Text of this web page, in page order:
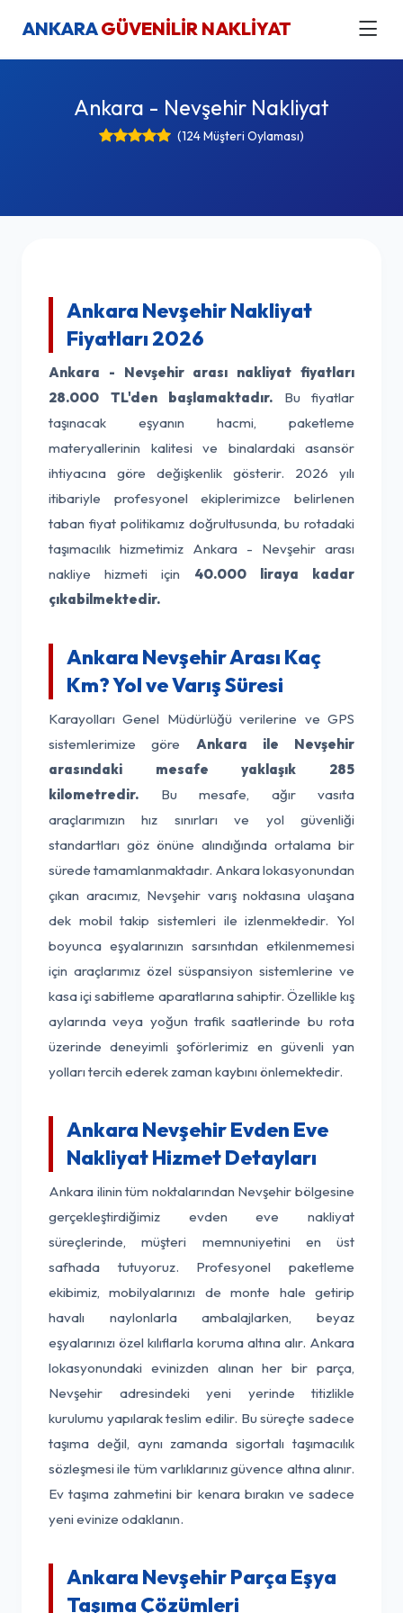
ANKARAGÜVENİLİR NAKLİYAT
Ankara - Nevşehir Nakliyat
(124 Müşteri Oylaması)
Ankara Nevşehir Nakliyat
Fiyatları 2026
Ankara - Nevşehir arası nakliyat fiyatları
28.000 TL'den başlamaktadır. Bu fiyatlar
taşınacak eşyanın hacmi, paketleme
materyallerinin kalitesi ve binalardaki asansör
ihtiyacına göre değişkenlik gösterir. 2026 yılı
itibariyle profesyonel ekiplerimizce belirlenen
taban fiyat politikamız doğrultusunda, bu rotadaki
taşımacılık hizmetimiz Ankara - Nevşehir arası
nakliye hizmeti için 40.000 liraya kadar
çıkabilmektedir.
Ankara Nevşehir Arası Kaç
Km? Yol ve Varış Süresi
Karayolları Genel Müdürlüğü verilerine ve GPS
sistemlerimize göre Ankara ile Nevşehir
arasındaki mesafe yaklaşık 285
kilometredir. Bu mesafe, ağır vasıta
araçlarımızın hız sınırları ve yol güvenliği
standartları göz önüne alındığında ortalama bir
sürede tamamlanmaktadır. Ankara lokasyonundan
çıkan aracımız, Nevşehir varış noktasına ulaşana
dek mobil takip sistemleri ile izlenmektedir. Yol
boyunca eşyalarınızın sarsıntıdan etkilenmemesi
için araçlarımız özel süspansiyon sistemlerine ve
kasa içi sabitleme aparatlarına sahiptir. Özellikle kış
aylarında veya yoğun trafik saatlerinde bu rota
üzerinde deneyimli şoförlerimiz en güvenli yan
yolları tercih ederek zaman kaybını önlemektedir.
Ankara Nevşehir Evden Eve
Nakliyat Hizmet Detayları
Ankara ilinin tüm noktalarından Nevşehir bölgesine
gerçekleştirdiğimiz evden eve nakliyat
süreçlerinde, müşteri memnuniyetini en üst
safhada tutuyoruz. Profesyonel paketleme
ekibimiz, mobilyalarınızı de monte hale getirip
havalı naylonlarla ambalajlarken, beyaz
eşyalarınızı özel kılıflarla koruma altına alır. Ankara
lokasyonundaki evinizden alınan her bir parça,
Nevşehir adresindeki yeni yerinde titizlikle
kurulumu yapılarak teslim edilir. Bu süreçte sadece
taşıma değil, aynı zamanda sigortalı taşımacılık
sözleşmesi ile tüm varlıklarınız güvence altına alınır.
Ev taşıma zahmetini bir kenara bırakın ve sadece
yeni evinize odaklanın.
Ankara Nevşehir Parça Eşya
Taşıma Çözümleri